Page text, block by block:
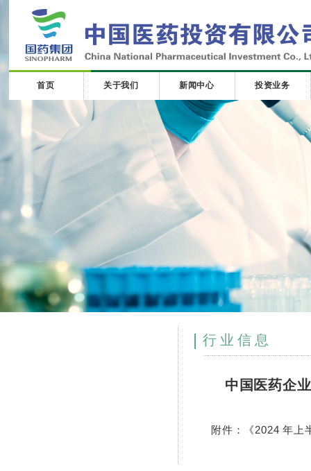
首页 关于我们 新闻中心 投资业务
行业信息
中国医药企
附件：《2024 年上